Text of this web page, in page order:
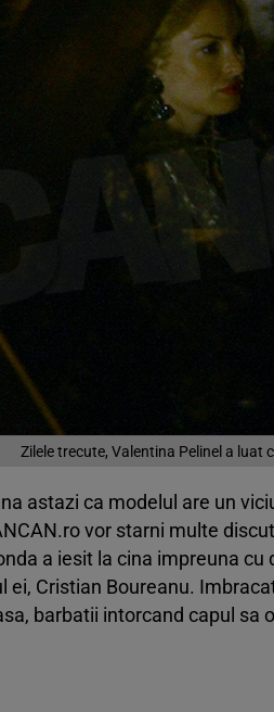
Zilele trecute, Valentina Pelinel a luat
astazi ca modelul are un
vor starni multe
a iesit la cina impreuna
ei, Cristian Boureanu.
barbatii intorcand capul sa